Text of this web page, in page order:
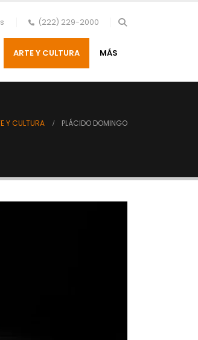
(222) 229-2000
ARTE Y CULTURA MÁS
Y CULTURA PLÁCIDO DOMINGO